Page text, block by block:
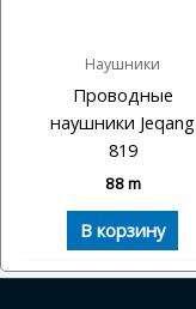
Наушники
Проводные
наушники Jeqang
819
88m
В корзину